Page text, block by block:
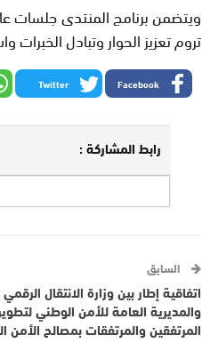
ويتضمن برنامج المنتدى جلسات
تروم تعزيز الحوار وتبادل
Facebook
Twitter
رابط المشاركة :
السابق
اتفاقية إطار بين وزارة الانتقال
والمديرية العامة للأمن الوطني
المرتفقين والمرتفقات بمصالح الأمن